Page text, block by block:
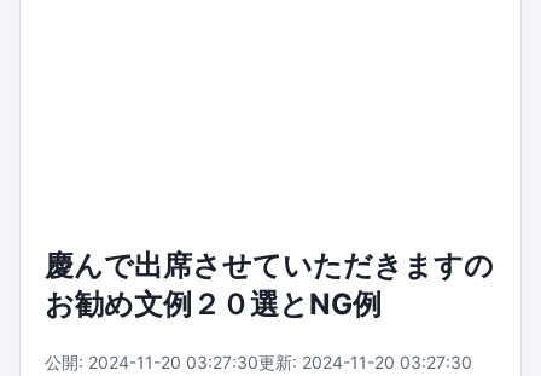
慶んで出席させていただきますの
お勧め文例２０選とNG例
公開: 2024-11-20 03:27:30更新: 2024-11-20 03:27:30